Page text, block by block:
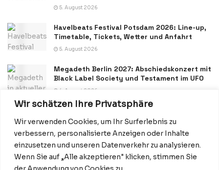
Wir schätzen Ihre Privatsphäre
Wir verwenden Cookies, um Ihr Surferlebnis zu
verbessern, personalisierte Anzeigen oder Inhalte
einzusetzen und unseren Datenverkehr zu analysieren.
Wenn Sie auf „Alle akzeptieren" klicken, stimmen Sie
5. August 2026
Havelbeats Festival Potsdam 2026: Line-up,
Timetable, Tickets, Wetter und Anfahrt
5. August 2026
Megadeth Berlin 2027: Abschiedskonzert mit
Black Label Society und Testament im UFO
4. August 2026
Datenschutzerklärung Impressum Startseite